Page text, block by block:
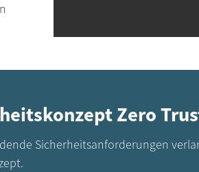
Zero
Sicherheitsanforderungen